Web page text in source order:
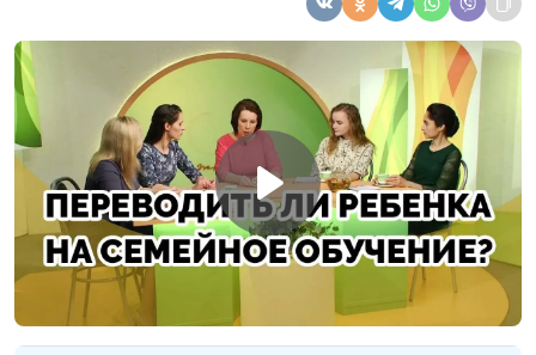
Щукина, педагог–
психолог, Ольга
Паршакова, Наталья
Плотникова, Надежда
Усатый, Арина Воронина
Как ребенку влиться
в коллектив?
Анна Ронжина, Анна
Щукина, педагог–
психолог, Ольга
Паршакова, Наталья
Плотникова, Надежда
Усатый, Арина Воронина
#107